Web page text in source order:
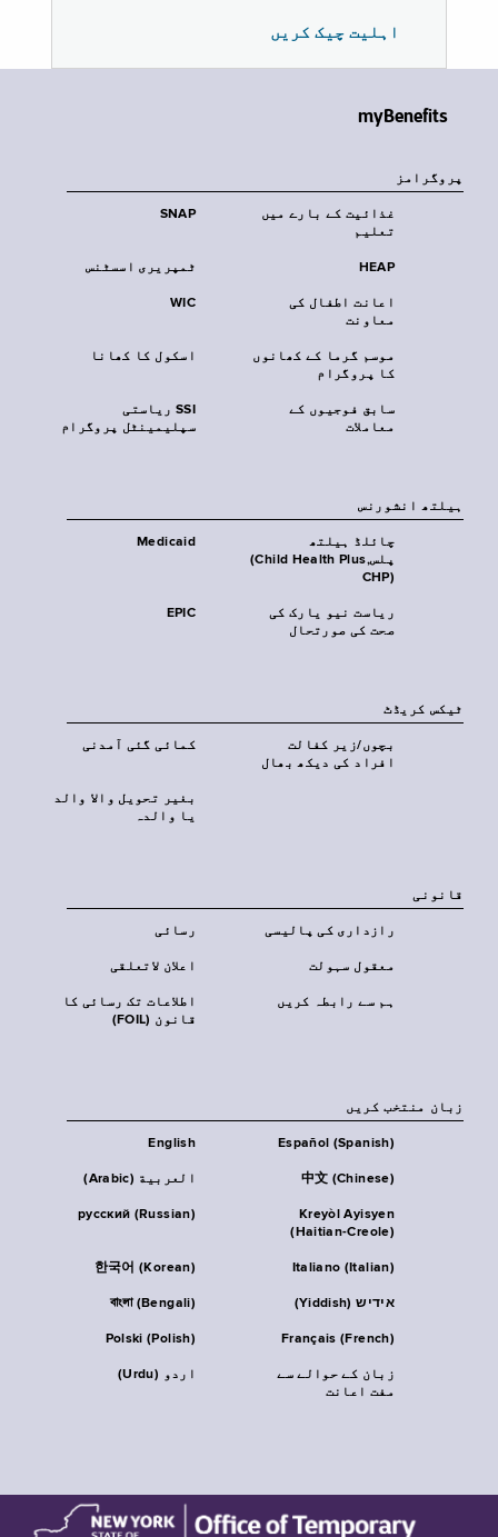
اہلیت چیک کریں
myBenefits
پروگرامز
SNAP
غذائیت کے بارے میں
تعلیم
ٹمپریری اسسٹنس HEAP
WIC
اعانت اطفال کی
معاونت
اسکول کا کھانا
موسم گرما کے کھانوں
کا پروگرام
SSI ریاستی
سپلیمینٹل پروگرام
سابق فوجیوں کے
معاملات
‏ہیلتھ انشورنس
Medicaid
چائلڈ ہیلتھ
پلس‎(Child Health Plus,
CHP)‎
EPIC
ریاست نیو یارک کی
صحت کی صورتحال
ٹیکس کریڈٹ
کمائی گئی آمدنی
بچوں/زیر کفالت
افراد کی دیکھ بھال
بغیر تحویل والا والد
یا والدہ
قانونی
رسائی رازداری کی پالیسی
اعلان لاتعلقی معقول سہولت
اطلاعات تک رسائی کا
قانون (FOIL)
ہم سے رابطہ کریں
زبان منتخب کریں
English Español (Spanish)
العربية (Arabic) 中文 (Chinese)
русский (Russian)
Kreyòl Ayisyen
(Haitian-Creole)
한국어 (Korean) Italiano (Italian)
বাংলা (Bengali) אידיש (Yiddish)
Polski (Polish) Français (French)
اردو (Urdu)
زبان کے حوالے سے
مفت اعانت